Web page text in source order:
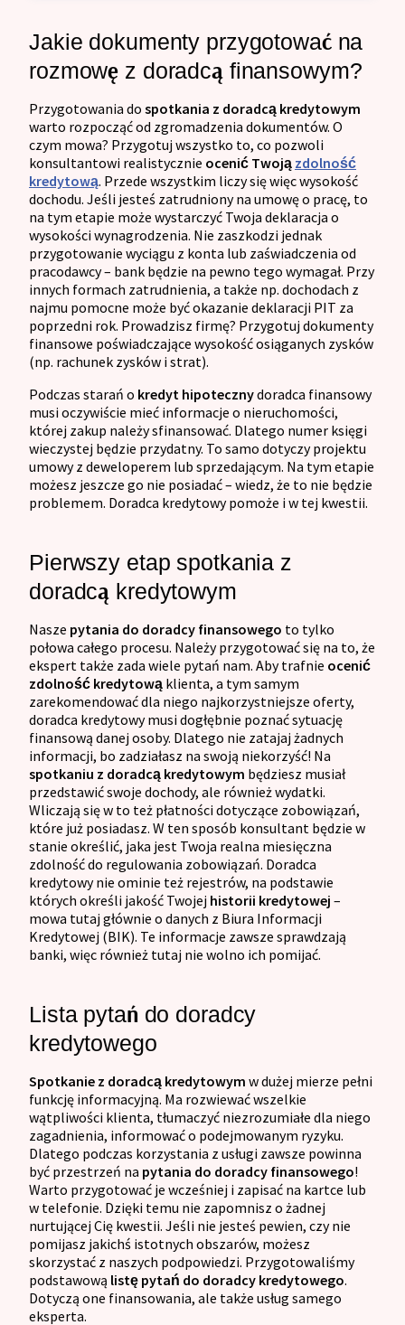
Jakie dokumenty przygotować na
rozmowę z doradcą finansowym?
Przygotowania do spotkania z doradcą kredytowym
warto rozpocząć od zgromadzenia dokumentów. O
czym mowa? Przygotuj wszystko to, co pozwoli
konsultantowi realistycznie ocenić Twoją zdolność
kredytową. Przede wszystkim liczy się więc wysokość
dochodu. Jeśli jesteś zatrudniony na umowę o pracę, to
na tym etapie może wystarczyć Twoja deklaracja o
wysokości wynagrodzenia. Nie zaszkodzi jednak
przygotowanie wyciągu z konta lub zaświadczenia od
pracodawcy – bank będzie na pewno tego wymagał. Przy
innych formach zatrudnienia, a także np. dochodach z
najmu pomocne może być okazanie deklaracji PIT za
poprzedni rok. Prowadzisz firmę? Przygotuj dokumenty
finansowe poświadczające wysokość osiąganych zysków
(np. rachunek zysków i strat).
Podczas starań o kredyt hipotecznydoradca finansowy
musi oczywiście mieć informacje o nieruchomości,
której zakup należy sfinansować. Dlatego numer księgi
wieczystej będzie przydatny. To samo dotyczy projektu
umowy z deweloperem lub sprzedającym. Na tym etapie
możesz jeszcze go nie posiadać – wiedz, że to nie będzie
problemem. Doradca kredytowy pomoże i w tej kwestii.
Pierwszy etap spotkania z
doradcą kredytowym
Nasze pytania do doradcy finansowego to tylko
połowa całego procesu. Należy przygotować się na to, że
ekspert także zada wiele pytań nam. Aby trafnie ocenić
zdolność kredytową klienta, a tym samym
zarekomendować dla niego najkorzystniejsze oferty,
doradca kredytowy musi dogłębnie poznać sytuację
finansową danej osoby. Dlatego nie zatajaj żadnych
informacji, bo zadziałasz na swoją niekorzyść! Na
spotkaniu z doradcą kredytowym będziesz musiał
przedstawić swoje dochody, ale również wydatki.
Wliczają się w to też płatności dotyczące zobowiązań,
które już posiadasz. W ten sposób konsultant będzie w
stanie określić, jaka jest Twoja realna miesięczna
zdolność do regulowania zobowiązań. Doradca
kredytowy nie ominie też rejestrów, na podstawie
których określi jakość Twojej historii kredytowej –
mowa tutaj głównie o danych z Biura Informacji
Kredytowej (BIK). Te informacje zawsze sprawdzają
banki, więc również tutaj nie wolno ich pomijać.
Lista pytań do doradcy
kredytowego
Spotkanie z doradcą kredytowym w dużej mierze pełni
funkcję informacyjną. Ma rozwiewać wszelkie
wątpliwości klienta, tłumaczyć niezrozumiałe dla niego
zagadnienia, informować o podejmowanym ryzyku.
Dlatego podczas korzystania z usługi zawsze powinna
być przestrzeń na pytania do doradcy finansowego!
Warto przygotować je wcześniej i zapisać na kartce lub
w telefonie. Dzięki temu nie zapomnisz o żadnej
nurtującej Cię kwestii. Jeśli nie jesteś pewien, czy nie
pomijasz jakichś istotnych obszarów, możesz
skorzystać z naszych podpowiedzi. Przygotowaliśmy
podstawową listę pytań do doradcy kredytowego.
Dotyczą one finansowania, ale także usług samego
eksperta.